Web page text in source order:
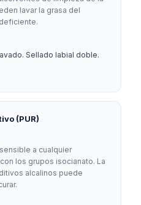
lavar la grasa del
Sellado labial doble.
(PUR)
a cualquier
los grupos isocianato. La
alcalinos puede